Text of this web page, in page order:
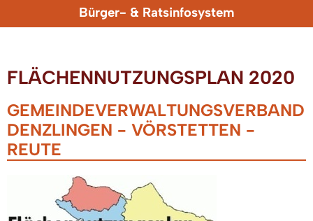
Bürger- & Ratsinfosystem
FLÄCHENNUTZUNGSPLAN 2020
GEMEINDEVERWALTUNGSVERBAND
DENZLINGEN - VÖRSTETTEN -
REUTE